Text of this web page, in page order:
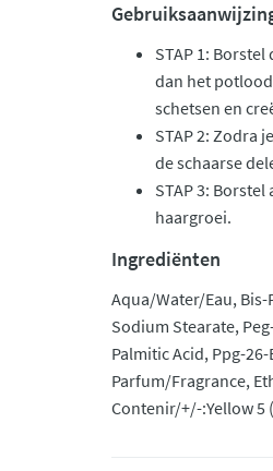
STAP 1:
dan het
schetsen en
STAP 2: Zodra
de schaarse
STAP 3:
haargroei.
Ingrediënten
Aqua/Water/Eau,
Sodium Stearate,
Palmitic Acid, Ppg-
Parfum/Fragrance,
Contenir/+/-:Yellow 5